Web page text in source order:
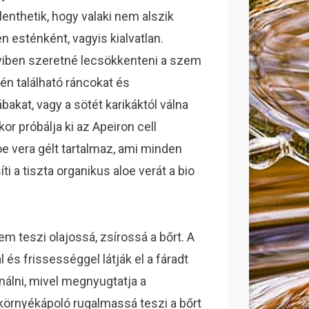
hogy valaki nem alszik
esténként, vagyis kialvatlan.
szeretné lecsökkenteni a szem
található ráncokat és
vagy a sötét karikáktól válna
próbálja ki az Apeiron cell
vera gélt tartalmaz, ami minden
a tiszta organikus aloe verát a bio
teszi olajossá, zsírossá a bőrt. A
és frissességgel látják el a fáradt
mivel megnyugtatja a
rugalmassá teszi a bőrt